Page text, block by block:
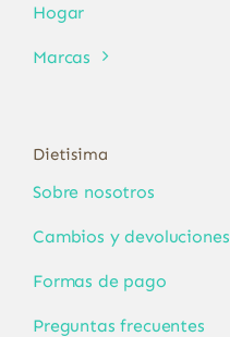
Hogar
Marcas
Dietisima
Sobre nosotros
Cambios y devoluciones
Formas de pago
Preguntas frecuentes